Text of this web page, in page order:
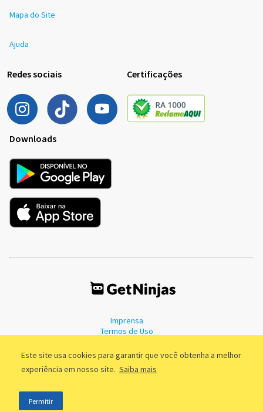
Este site usa cookies para garantir que você obtenha a melhor
experiência em nosso site. Saiba mais
Permitir
Mapa do Site
Ajuda
Redes sociais Certificações
Downloads
Imprensa
Termos de Uso
©2011 - 2026, GetNinjas LTDA. CNPJ 55.744.877/0001-89 - Rua Dr.
Fernandes Coelho, 85 - 3º andar - São Paulo/SP - Brasil